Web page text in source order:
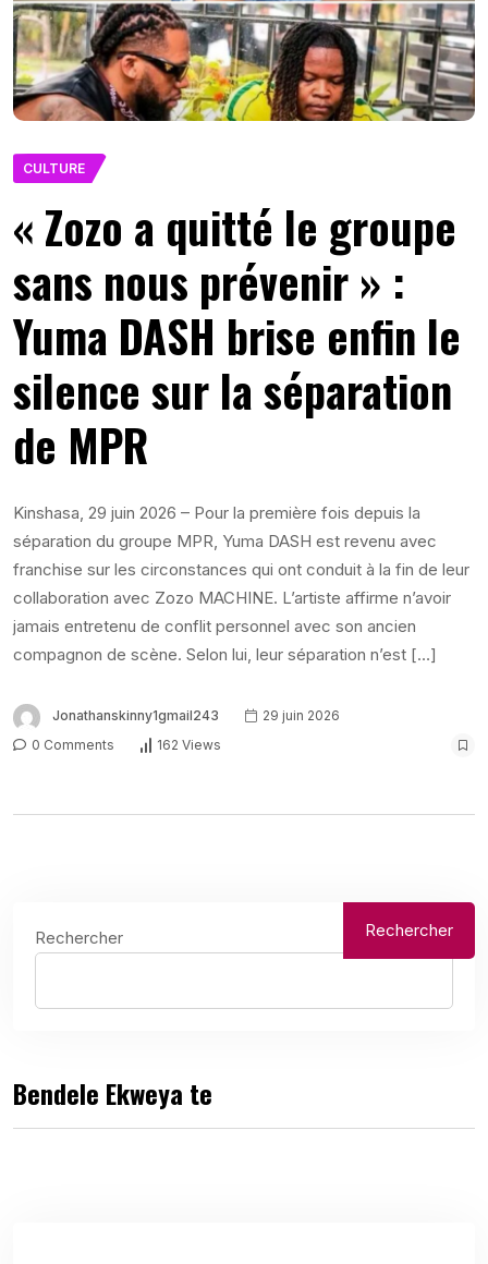
CULTURE
« Zozo a quitté le groupe
sans nous prévenir » :
Yuma DASH brise enfin le
silence sur la séparation
de MPR
Kinshasa, 29 juin 2026 – Pour la première fois depuis la
séparation du groupe MPR, Yuma DASH est revenu avec
franchise sur les circonstances qui ont conduit à la fin de leur
collaboration avec Zozo MACHINE. L’artiste affirme n’avoir
jamais entretenu de conflit personnel avec son ancien
compagnon de scène. Selon lui, leur séparation n’est […]
Jonathanskinny1gmail243
29 juin 2026
0 Comments
162 Views
Rechercher Rechercher
Bendele Ekweya te